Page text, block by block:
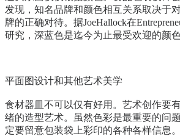
发现，知名品牌和颜色相互关系取决于
牌的正确对待。据JoeHallock在
研究，深蓝色是迄今为止最受欢迎的颜色
平面图设计和其他艺术美学
食材器皿不可以仅有好用。艺术创作要
绪的造型艺术。虽然色彩是最重要的问
定要留意包装袋上彩印的各种各样信息